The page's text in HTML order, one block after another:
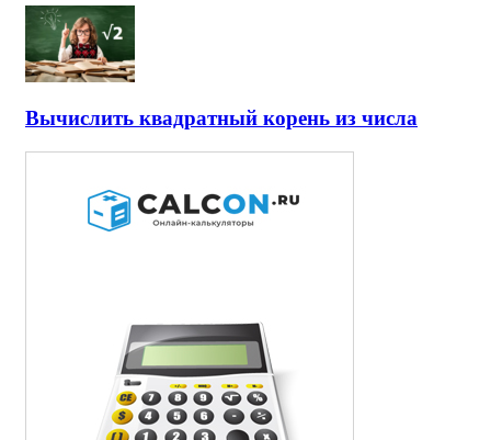
Вычислить квадратный корень из числа